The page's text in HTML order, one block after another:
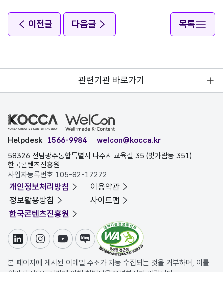
이전글 다음글 목록
관련기관 바로가기
Helpdesk 1566-9984
welcon@kocca.kr
58326 전남광주통합특별시 나주시 교육길 35 (빛가람동 351)
한국콘텐츠진흥원
사업자등록번호 105-82-17272
개인정보처리방침
이용약관
정보활용방침
사이트맵
한국콘텐츠진흥원
링크드인인스타그램
유튜브블로그
본 페이지에 게시된 이메일 주소가 자동 수집되는 것을 거부하며, 이를
위반시 정보통신법에 의해 처벌됨을 유념하시기 바랍니다.